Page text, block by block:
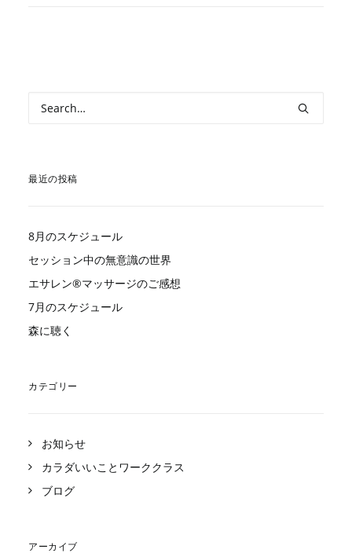
最近の投稿
8月のスケジュール
セッション中の無意識の世界
エサレン®︎マッサージのご感想
7月のスケジュール
森に聴く
カテゴリー
お知らせ
カラダいいことワーククラス
ブログ
アーカイブ